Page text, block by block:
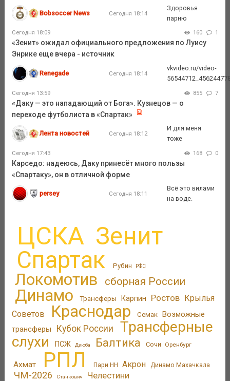
Bobsoccer News Сегодня 18:14
Здоровья
парню
Сегодня 18:09 160 1
«Зенит» ожидал официального предложения по Луису
Энрике еще вчера - источник
Renegade Сегодня 18:14
vkvideo.ru/video-
Сегодня 13:59 855 7
«Даку — это нападающий от Бога». Кузнецов — о
переходе футболиста в «Спартак»
Лента новостей Сегодня 18:12
И для меня
тоже
Сегодня 17:43 168 0
Карседо: надеюсь, Даку принесёт много пользы
«Спартаку», он в отличной форме
persey Сегодня 18:11
Всё это вилами
на воде.
ЦСКА Зенит
Спартак Рубин РФС
Локомотив сборная России
Динамо Трансферы Карпин Ростов Крылья
Советов
Краснодар Семак Возможные
трансферы
Кубок России
Трансферные
слухи
ПСЖ Дзюба Балтика Сочи Оренбург
Ахмат РПЛ Пари НН Акрон Динамо Махачкала
ЧМ-2026 Станкович Челестини